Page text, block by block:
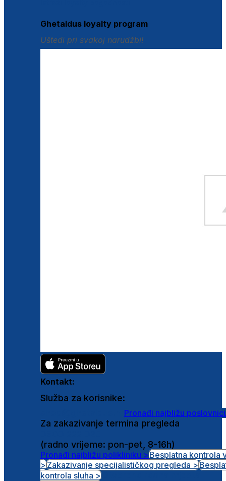
Ghetaldus loyalty program
Uštedi pri svakoj narudžbi!
Kontakt:
Služba za korisnike:
Pronađi najbližu
Za zakazivanje termina pregleda
(radno vrijeme: pon-pet, 8-16h)
Pronađi najbližu polikliniku >Besplatna kontrola
>Zakazivanje specijalističkog pregleda >
kontrola sluha >